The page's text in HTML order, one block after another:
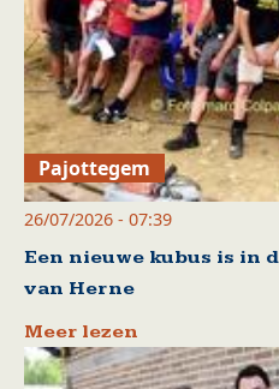
Pajottegem
26/07/2026 - 07:39
Een nieuwe kubus is in
van Herne
Meer lezen